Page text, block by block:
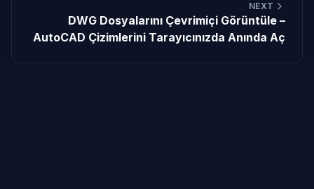
NEXT
DWG Dosyalarını Çevrimiçi Görüntüle –
AutoCAD Çizimlerini Tarayıcınızda Anında Aç